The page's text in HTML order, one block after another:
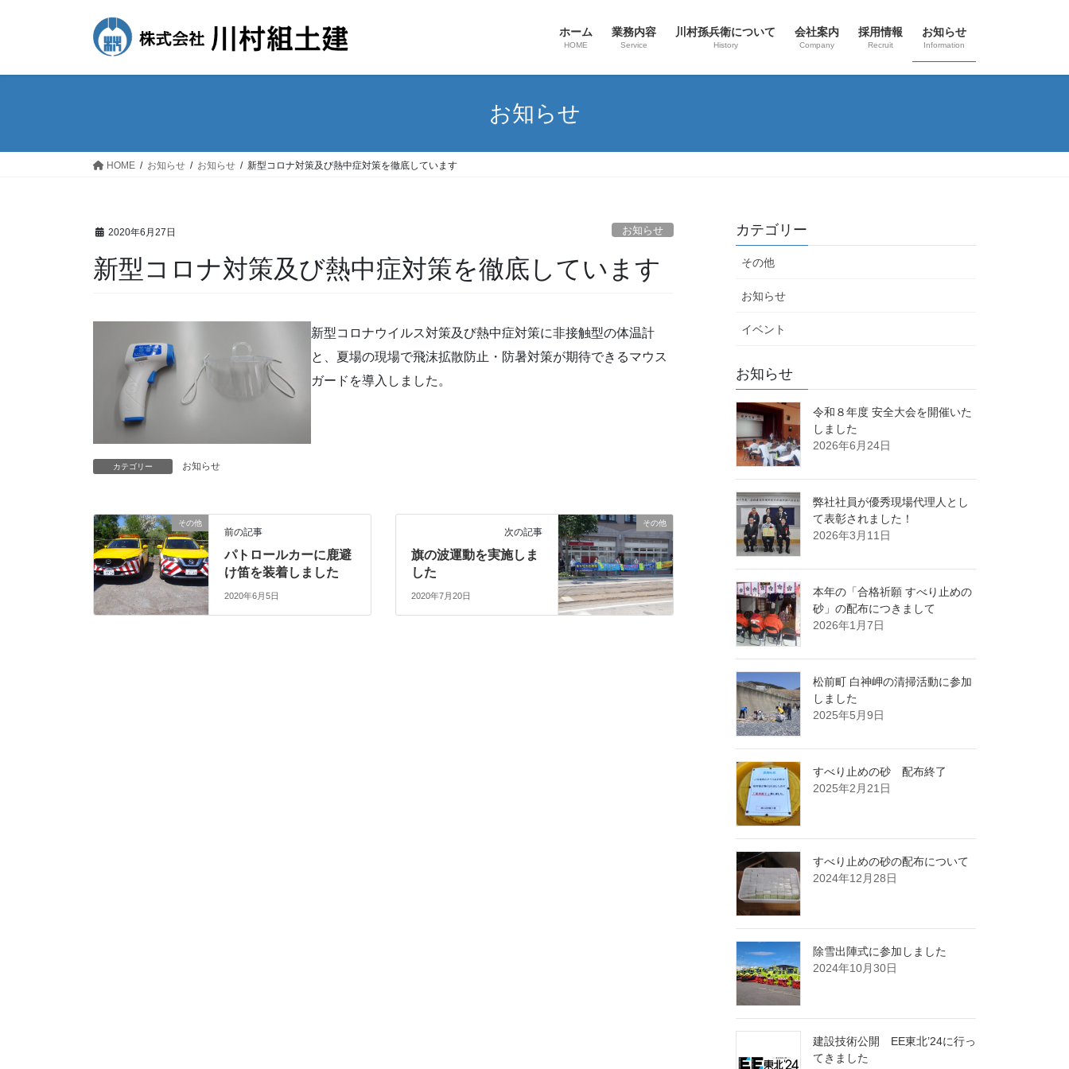
ホーム
HOME
業務内容
Service
川村孫兵衛について
History
会社案内
Company
採用情報
Recruit
お知らせ
Information
お知らせ
HOME お知らせ お知らせ 新型コロナ対策及び熱中症対策を徹底しています
2020年6月27日 お知らせ
新型コロナ対策及び熱中症対策を徹底しています
新型コロナウイルス対策及び熱中症対策に非接触型の体温計
と、夏場の現場で飛沫拡散防止・防暑対策が期待できるマウス
ガードを導入しました。
カテゴリー お知らせ
その他
前の記事
パトロールカーに鹿避
け笛を装着しました
2020年6月5日
その他
次の記事
旗の波運動を実施しま
した
2020年7月20日
カテゴリー
その他
お知らせ
イベント
お知らせ
令和８年度 安全大会を開催いた
しました
2026年6月24日
弊社社員が優秀現場代理人とし
て表彰されました！
2026年3月11日
本年の「合格祈願 すべり止めの
砂」の配布につきまして
2026年1月7日
松前町 白神岬の清掃活動に参加
しました
2025年5月9日
すべり止めの砂 配布終了
2025年2月21日
すべり止めの砂の配布について
2024年12月28日
除雪出陣式に参加しました
2024年10月30日
建設技術公開 EE東北’24に行っ
てきました